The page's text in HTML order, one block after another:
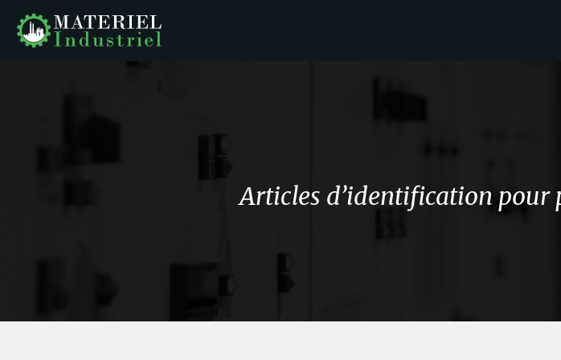
Articles d’identification pour